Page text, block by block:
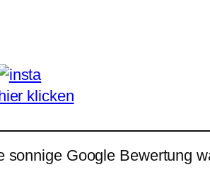
klicken
sonnige Google Bewertung